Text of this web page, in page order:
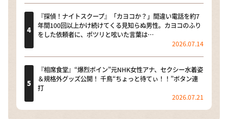
『探偵！ナイトスクープ』「カヨコか？」間違い電話を約7
年間100回以上かけ続けてくる見知らぬ男性。カヨコのふり
をした依頼者に、ポツリと呟いた言葉は…
2026.07.14
『相席食堂』“爆烈ボイン”元NHK女性アナ、セクシー水着姿
＆規格外グッズ公開！ 千鳥“ちょっと待てぃ！！”ボタン連
打
2026.07.21